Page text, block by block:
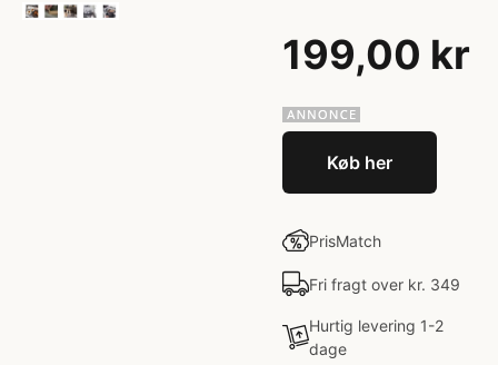
199,00 kr
Køb her
PrisMatch
Fri fragt over kr. 349
Hurtig levering 1-2
dage